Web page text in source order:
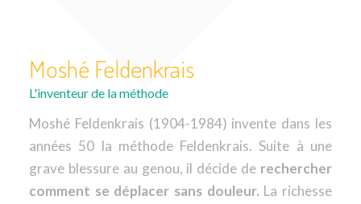
Moshé Feldenkrais
L'inventeur de la méthode
Moshé Feldenkrais (1904-1984) invente dans les
années 50 la méthode Feldenkrais. Suite à une
grave blessure au genou, il décide de rechercher
comment se déplacer sans douleur. La richesse